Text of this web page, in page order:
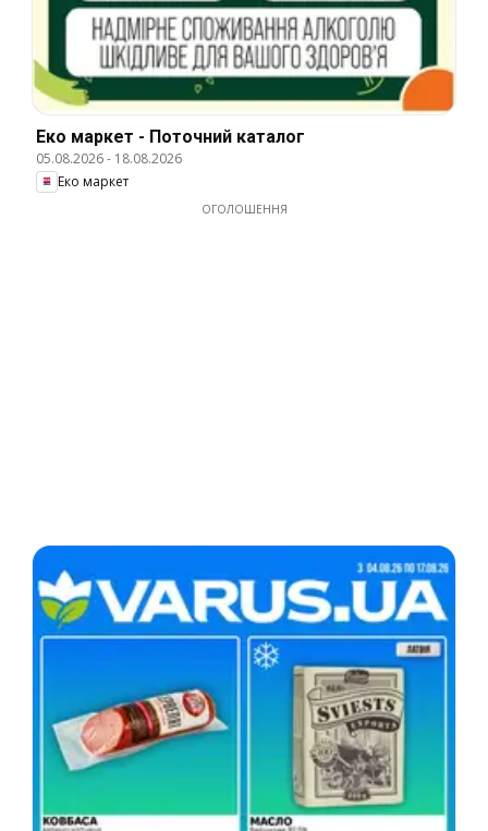
Еко маркет - Поточний каталог
05.08.2026- 18.08.2026
Еко маркет
ОГОЛОШЕННЯ